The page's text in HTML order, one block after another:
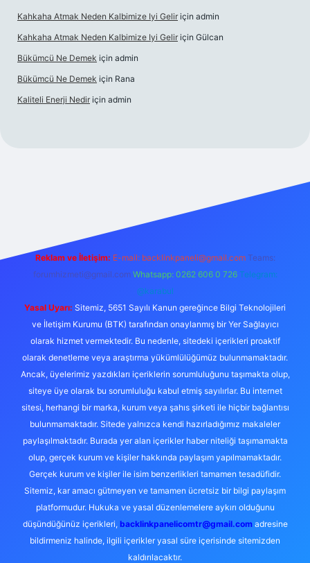
Kahkaha Atmak Neden Kalbimize Iyi Gelir için admin
Kahkaha Atmak Neden Kalbimize Iyi Gelir için Gülcan
Bükümcü Ne Demek için admin
Bükümcü Ne Demek için Rana
Kaliteli Enerji Nedir için admin
Reklam ve İletişim: E-mail: backlinkpaneli@gmail.com Teams:
forumhizmeti@gmail.com Whatsapp: 0262 606 0 726 Telegram:
@karabul
Yasal Uyarı: Sitemiz, 5651 Sayılı Kanun gereğince Bilgi Teknolojileri
ve İletişim Kurumu (BTK) tarafından onaylanmış bir Yer Sağlayıcı
olarak hizmet vermektedir. Bu nedenle, sitedeki içerikleri proaktif
olarak denetleme veya araştırma yükümlülüğümüz bulunmamaktadır.
Ancak, üyelerimiz yazdıkları içeriklerin sorumluluğunu taşımakta olup,
siteye üye olarak bu sorumluluğu kabul etmiş sayılırlar. Bu internet
sitesi, herhangi bir marka, kurum veya şahıs şirketi ile hiçbir bağlantısı
bulunmamaktadır. Sitede yalnızca kendi hazırladığımız makaleler
paylaşılmaktadır. Burada yer alan içerikler haber niteliği taşımamakta
olup, gerçek kurum ve kişiler hakkında paylaşım yapılmamaktadır.
Gerçek kurum ve kişiler ile isim benzerlikleri tamamen tesadüfidir.
Sitemiz, kar amacı gütmeyen ve tamamen ücretsiz bir bilgi paylaşım
platformudur. Hukuka ve yasal düzenlemelere aykırı olduğunu
düşündüğünüz içerikleri, backlinkpanelicomtr@gmail.comadresine
bildirmeniz halinde, ilgili içerikler yasal süre içerisinde sitemizden
kaldırılacaktır.